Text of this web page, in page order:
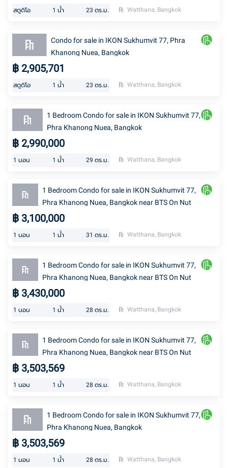
สตูดิโอ 1 น้ำ 23 ตร.ม. Watthana, Bangkok
Condo for sale in IKON Sukhumvit 77, Phra
Khanong Nuea, Bangkok
฿ 2,905,701
สตูดิโอ 1 น้ำ 23 ตร.ม. Watthana, Bangkok
1 Bedroom Condo for sale in IKON Sukhumvit 77,
Phra Khanong Nuea, Bangkok
฿ 2,990,000
1 นอน 1 น้ำ 29 ตร.ม. Watthana, Bangkok
1 Bedroom Condo for sale in IKON Sukhumvit 77,
Phra Khanong Nuea, Bangkok near BTS On Nut
฿ 3,100,000
1 นอน 1 น้ำ 31 ตร.ม. Watthana, Bangkok
1 Bedroom Condo for sale in IKON Sukhumvit 77,
Phra Khanong Nuea, Bangkok near BTS On Nut
฿ 3,430,000
1 นอน 1 น้ำ 28 ตร.ม. Watthana, Bangkok
1 Bedroom Condo for sale in IKON Sukhumvit 77,
Phra Khanong Nuea, Bangkok near BTS On Nut
฿ 3,503,569
1 นอน 1 น้ำ 28 ตร.ม. Watthana, Bangkok
1 Bedroom Condo for sale in IKON Sukhumvit 77,
Phra Khanong Nuea, Bangkok
฿ 3,503,569
1 นอน 1 น้ำ 28 ตร.ม. Watthana, Bangkok